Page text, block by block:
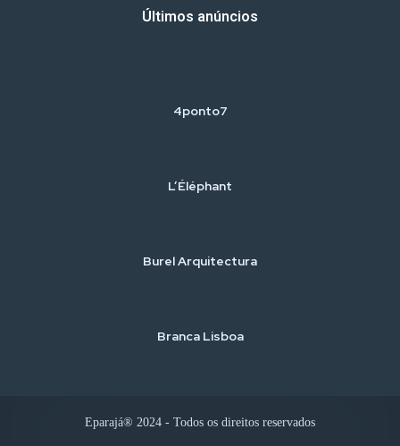
Últimos anúncios
4ponto7
L’Éléphant
Burel Arquitectura
Branca Lisboa
Eparajá® 2024 - Todos os direitos reservados